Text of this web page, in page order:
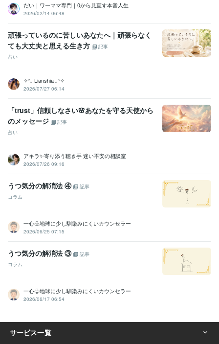
Adobe Photoshop:2年 Adobe Illustrator:2年
SOLIDWORKS:5年
得意分野
学習指導・資格・キャリア相談 本音で生きる人生変革コーチング 本
音で生きる時間管理サポート
悩み相談・カウンセリング
カウンセリング メンタルケア
語学力
英語 日常会話レベル
だい｜ワーママ専門｜0から見直す本音人生
2026/02/14 06:48
頑張っているのに苦しいあなたへ｜頑張らなく
ても大丈夫と思える生き方
記事
占い
✧°｡ Lianshia ｡°✧
2026/07/27 06:14
「trust」信頼しなさい🌸あなたを守る天使から
のメッセージ
記事
占い
アキラ✨寄り添う聴き手 迷い不安の相談室
2026/07/26 09:16
うつ気分の解消法 ④
記事
コラム
一心♧地球に少し馴染みにくいカウンセラー
2026/06/25 07:15
うつ気分の解消法 ③
記事
コラム
一心♧地球に少し馴染みにくいカウンセラー
2026/06/17 06:54